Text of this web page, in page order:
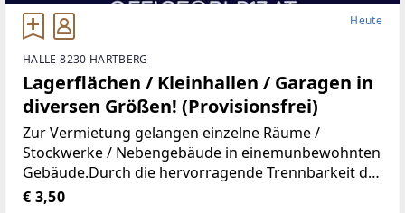
Heute
HALLE 8230 HARTBERG
Lagerflächen / Kleinhallen / Garagen in
diversen Größen! (Provisionsfrei)
Zur Vermietung gelangen einzelne Räume /
Stockwerke / Nebengebäude in einemunbewohnten
Gebäude.Durch die hervorragende Trennbarkeit der
Räumlichkeiten, stehen Ihnen Größen vonca. 10 m²
€ 3,50